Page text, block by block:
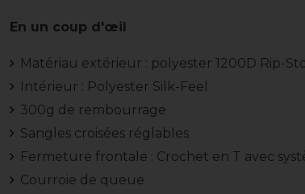
En un coup d'œil
Matériau extérieur : polyester 1200D Rip-
Intérieur : Polyester Silk-Feel
300g de rembourrage
Sangles croisées réglables
Fermeture frontale : Crochet en T avec
Courroie de queue